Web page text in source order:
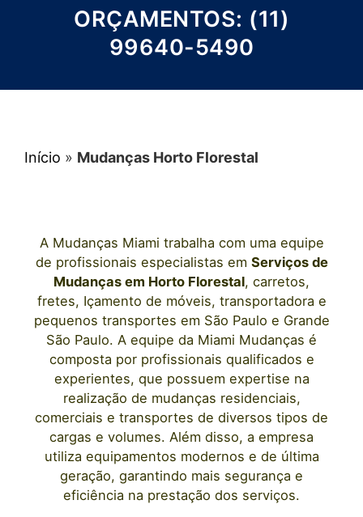
ORÇAMENTOS: (11)
99640-5490
Início » Mudanças Horto Florestal
A Mudanças Miami trabalha com uma equipe
de profissionais especialistas em Serviços de
Mudanças em Horto Florestal, carretos,
fretes, Içamento de móveis, transportadora e
pequenos transportes em São Paulo e Grande
São Paulo. A equipe da Miami Mudanças é
composta por profissionais qualificados e
experientes, que possuem expertise na
realização de mudanças residenciais,
comerciais e transportes de diversos tipos de
cargas e volumes. Além disso, a empresa
utiliza equipamentos modernos e de última
geração, garantindo mais segurança e
eficiência na prestação dos serviços.